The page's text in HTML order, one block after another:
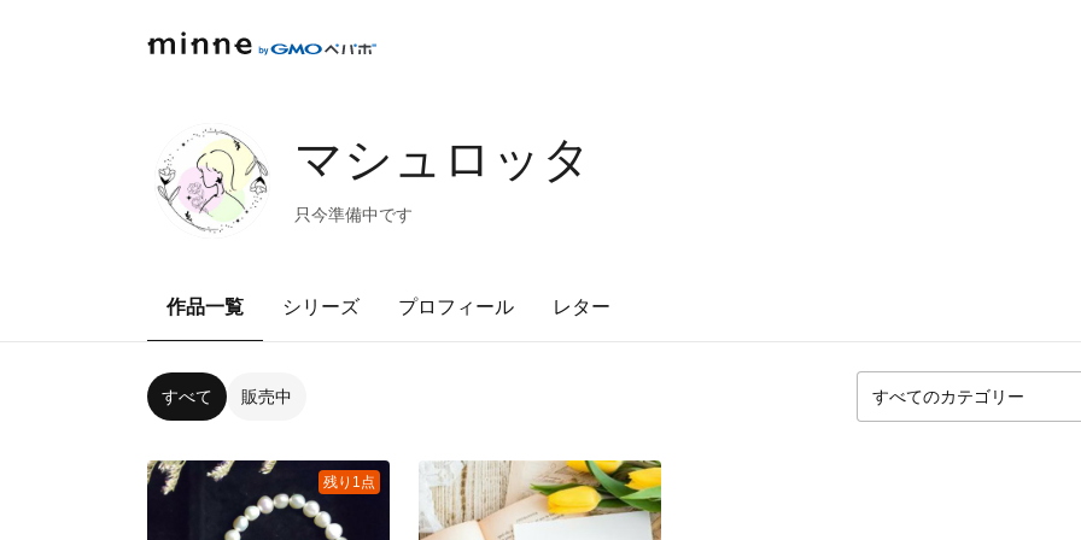
マシュロッタ
只今準備中です
作品一覧 シリーズ プロフィール レター
すべて 販売中
残り1点